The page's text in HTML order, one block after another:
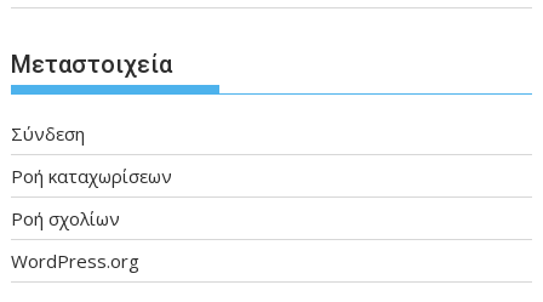
Μεταστοιχεία
Σύνδεση
Ροή καταχωρίσεων
Ροή σχολίων
WordPress.org